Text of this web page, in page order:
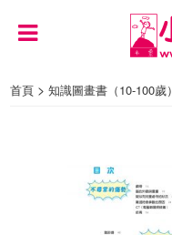
首頁 >知識圖畫書（10-100歲）